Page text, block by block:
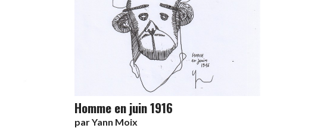
Homme en juin 1916
parYann Moix